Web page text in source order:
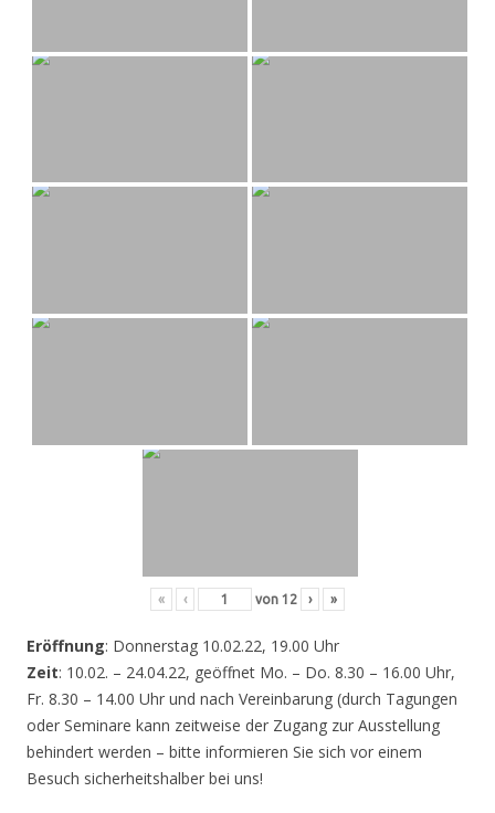
« ‹ von 12 › »
Eröffnung: Donnerstag 10.02.22, 19.00 Uhr
Zeit: 10.02. – 24.04.22, geöffnet Mo. – Do. 8.30 – 16.00 Uhr,
Fr. 8.30 – 14.00 Uhr und nach Vereinbarung (durch Tagungen
oder Seminare kann zeitweise der Zugang zur Ausstellung
behindert werden – bitte informieren Sie sich vor einem
Besuch sicherheitshalber bei uns!